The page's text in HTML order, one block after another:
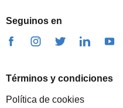
Seguinos en
Términos y condiciones
Política de cookies